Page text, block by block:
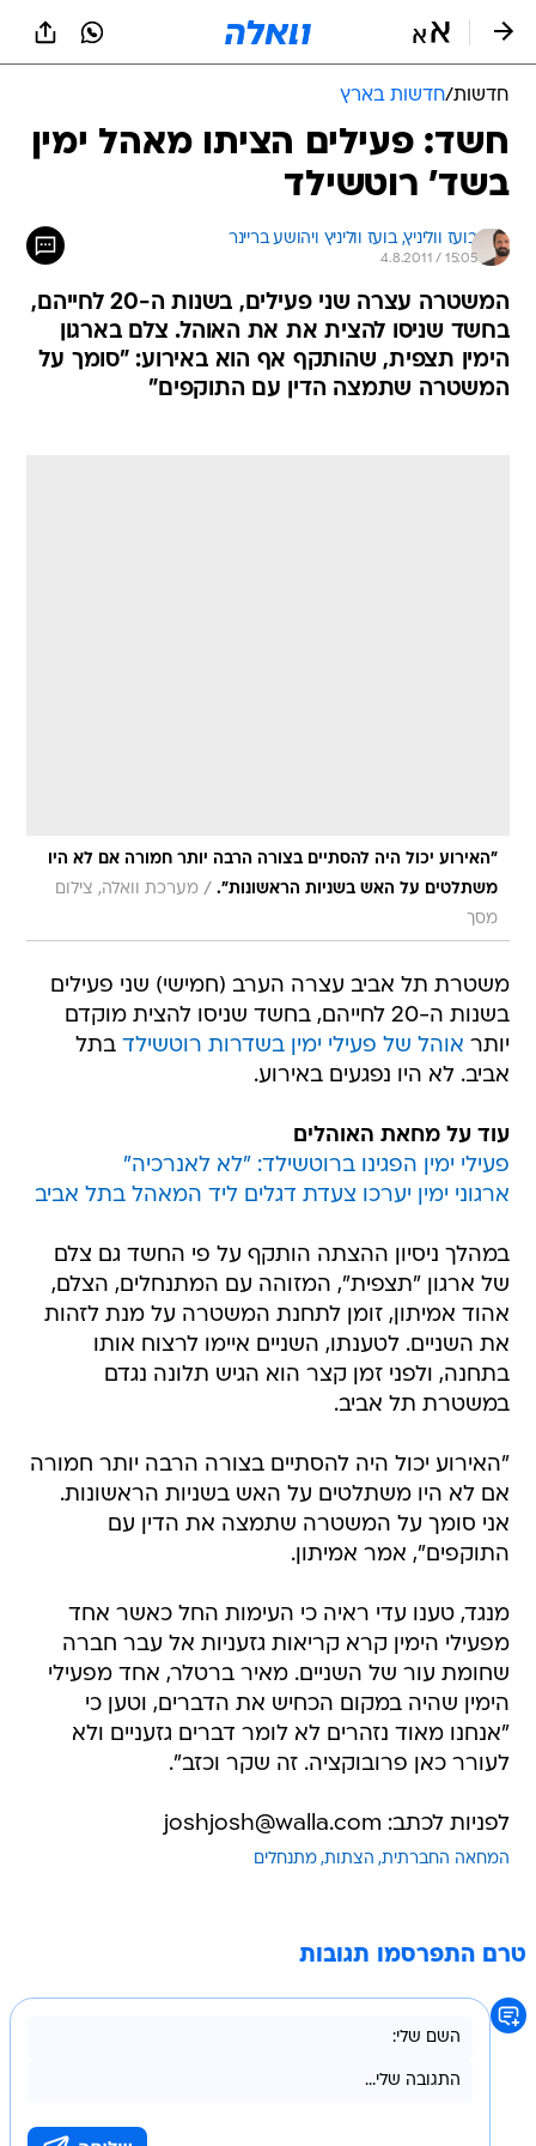
חדשות/חדשות בארץ
חשד: פעילים הציתו מאהל ימין
בשד' רוטשילד
בועז ווליניץ, בועז ווליניץ ויהושע בריינר
4.8.2011 / 15:05
המשטרה עצרה שני פעילים, בשנות ה-20 לחייהם,
בחשד שניסו להצית את את האוהל. צלם בארגון
הימין תצפית, שהותקף אף הוא באירוע: "סומך על
המשטרה שתמצה הדין עם התוקפים"
"האירוע יכול היה להסתיים בצורה הרבה יותר חמורה אם לא היו
משתלטים על האש בשניות הראשונות". / מערכת וואלה, צילום
מסך
משטרת תל אביב עצרה הערב (חמישי) שני פעילים
בשנות ה-20 לחייהם, בחשד שניסו להצית מוקדם
יותר אוהל של פעילי ימין בשדרות רוטשילד בתל
אביב. לא היו נפגעים באירוע.
עוד על מחאת האוהלים
פעילי ימין הפגינו ברוטשילד: "לא לאנרכיה"
ארגוני ימין יערכו צעדת דגלים ליד המאהל בתל אביב
במהלך ניסיון ההצתה הותקף על פי החשד גם צלם
של ארגון "תצפית", המזוהה עם המתנחלים, הצלם,
אהוד אמיתון, זומן לתחנת המשטרה על מנת לזהות
את השניים. לטענתו, השניים איימו לרצוח אותו
בתחנה, ולפני זמן קצר הוא הגיש תלונה נגדם
במשטרת תל אביב.
"האירוע יכול היה להסתיים בצורה הרבה יותר חמורה
אם לא היו משתלטים על האש בשניות הראשונות.
אני סומך על המשטרה שתמצה את הדין עם
התוקפים", אמר אמיתון.
מנגד, טענו עדי ראיה כי העימות החל כאשר אחד
מפעילי הימין קרא קריאות גזעניות אל עבר חברה
שחומת עור של השניים. מאיר ברטלר, אחד מפעילי
הימין שהיה במקום הכחיש את הדברים, וטען כי
"אנחנו מאוד נזהרים לא לומר דברים גזעניים ולא
לעורר כאן פרובוקציה. זה שקר וכזב".
לפניות לכתב: joshjosh@walla.com
המחאה החברתית הצתות מתנחלים
טרם התפרסמו תגובות